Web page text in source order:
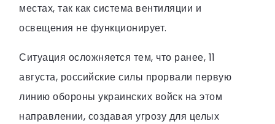
местах, так как система вентиляции и
освещения не функционирует.
Ситуация осложняется тем, что ранее, 11
августа, российские силы прорвали первую
линию обороны украинских войск на этом
направлении, создавая угрозу для целых